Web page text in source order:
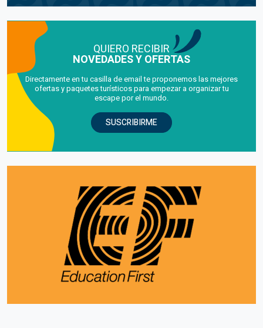
QUIERO RECIBIR
NOVEDADES Y OFERTAS
Directamente en tu casilla de email te proponemos las mejores
ofertas y paquetes turísticos para empezar a organizar tu
escape por el mundo.
SUSCRIBIRME